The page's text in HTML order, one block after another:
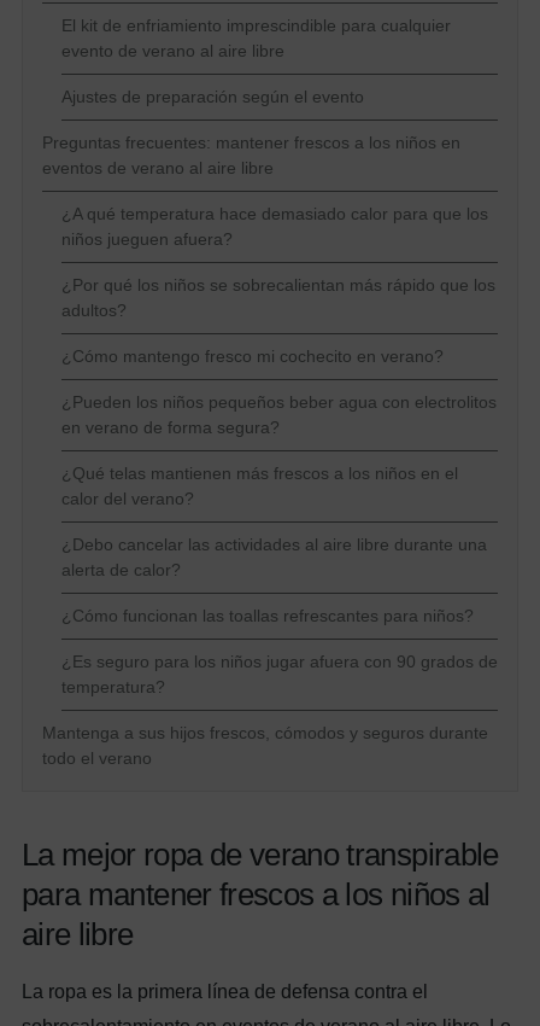
El kit de enfriamiento imprescindible para cualquier
evento de verano al aire libre
Ajustes de preparación según el evento
Preguntas frecuentes: mantener frescos a los niños en
eventos de verano al aire libre
¿A qué temperatura hace demasiado calor para que los
niños jueguen afuera?
¿Por qué los niños se sobrecalientan más rápido que los
adultos?
¿Cómo mantengo fresco mi cochecito en verano?
¿Pueden los niños pequeños beber agua con electrolitos
en verano de forma segura?
¿Qué telas mantienen más frescos a los niños en el
calor del verano?
¿Debo cancelar las actividades al aire libre durante una
alerta de calor?
¿Cómo funcionan las toallas refrescantes para niños?
¿Es seguro para los niños jugar afuera con 90 grados de
temperatura?
Mantenga a sus hijos frescos, cómodos y seguros durante
todo el verano
La mejor ropa de verano transpirable
para mantener frescos a los niños al
aire libre
La ropa es la primera línea de defensa contra el